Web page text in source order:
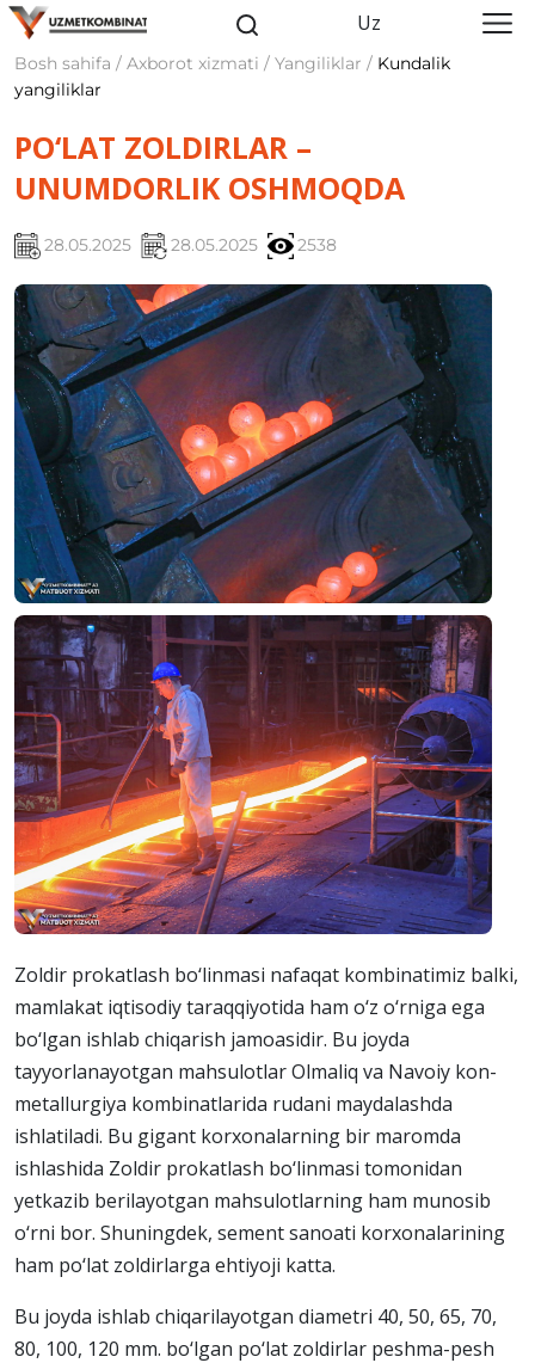
Uz
Bosh sahifa / Axborot xizmati / Yangiliklar / Kundalik
yangiliklar
PO‘LAT ZOLDIRLAR –
UNUMDORLIK OSHMOQDA
28.05.2025 28.05.2025 2538
Zoldir prokatlash bo‘linmasi nafaqat kombinatimiz balki,
mamlakat iqtisodiy taraqqiyotida ham o‘z o‘rniga ega
bo‘lgan ishlab chiqarish jamoasidir. Bu joyda
tayyorlanayotgan mahsulotlar Olmaliq va Navoiy kon-
metallurgiya kombinatlarida rudani maydalashda
ishlatiladi. Bu gigant korxonalarning bir maromda
ishlashida Zoldir prokatlash bo‘linmasi tomonidan
yetkazib berilayotgan mahsulotlarning ham munosib
o‘rni bor. Shuningdek, sement sanoati korxonalarining
ham po‘lat zoldirlarga ehtiyoji katta.
Bu joyda ishlab chiqarilayotgan diametri 40, 50, 65, 70,
80, 100, 120 mm. bo‘lgan po‘lat zoldirlar peshma-pesh